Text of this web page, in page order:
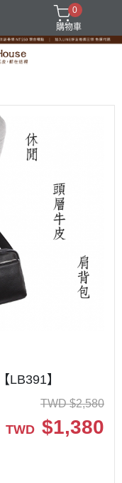
0
購物車
LB391】
TWD $2,580
TWD $1,380